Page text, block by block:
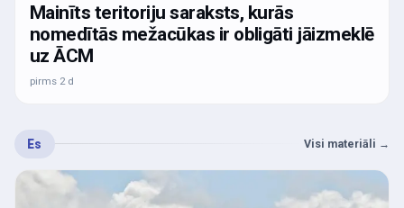
Mainīts teritoriju saraksts, kurās
nomedītās mežacūkas ir obligāti jāizmeklē
uz ĀCM
pirms 2 d
Es Visi materiāli →